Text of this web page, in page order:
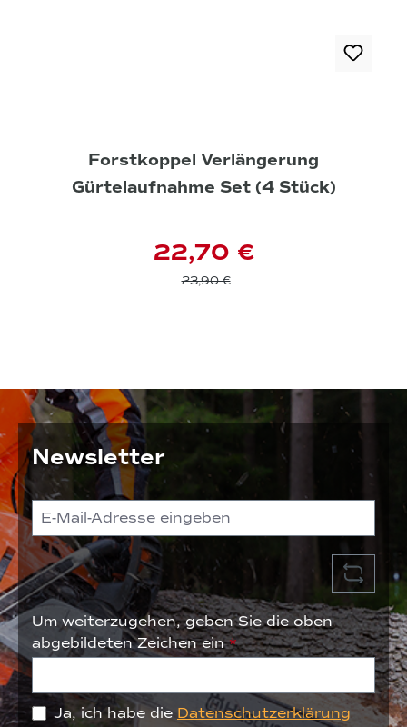
Forstkoppel Verlängerung
Gürtelaufnahme Set (4 Stück)
22,70 €
23,90 €
Newsletter
Um weiterzugehen, geben Sie die oben
abgebildeten Zeichen ein*
Ja, ich habe die Datenschutzerklärung